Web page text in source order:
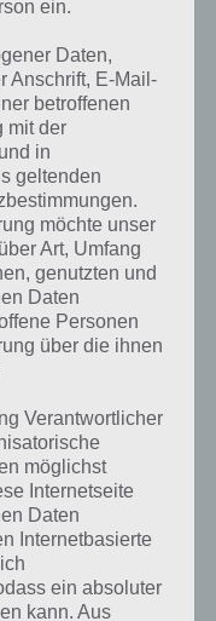
Lösung
30.6.2019 in 4 Bilder 1
und was gibt es
Zu bestimmten
eine kurze
ein.
Daten,
Anschrift, E-Mail-
betroffenen
mit der
in
geltenden
möchte unser
Art, Umfang
genutzten und
Daten
Personen
über die ihnen
Verantwortlicher
möglichst
Internetseite
Daten
Internetbasierte
ein absoluter
kann. Aus